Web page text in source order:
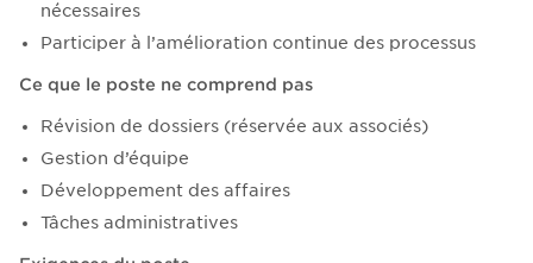
nécessaires
Participer à l’amélioration continue des processus
Ce que le poste ne comprend pas
Révision de dossiers (réservée aux associés)
Gestion d’équipe
Développement des affaires
Tâches administratives